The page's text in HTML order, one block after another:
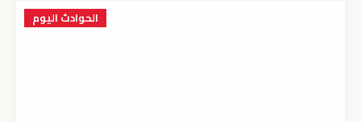
الحوادث اليوم